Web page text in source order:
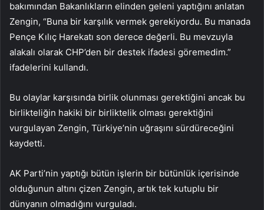
bakımından Bakanlıkların elinden geleni yaptığını anlatan
Zengin, “Buna bir karşılık vermek gerekiyordu. Bu manada
Pençe Kılıç Harekatı son derece değerli. Bu mevzuyla
alakalı olarak CHP’den bir destek ifadesi göremedim.”
ifadelerini kullandı.
Bu olaylar karşısında birlik olunması gerektiğini ancak bu
birlikteliğin hakiki bir birliktelik olması gerektiğini
vurgulayan Zengin, Türkiye’nin uğraşını sürdüreceğini
kaydetti.
AK Parti’nin yaptığı bütün işlerin bir bütünlük içerisinde
olduğunun altını çizen Zengin, artık tek kutuplu bir
dünyanın olmadığını vurguladı.